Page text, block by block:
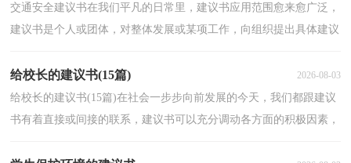
交通安全建议书在我们平凡的日常里，建议书应用范围愈来愈广泛，
建议书是个人或团体，对整体发展或某项工作，向组织提出具体建议
给校长的建议书(15篇) 2026-08-03
给校长的建议书(15篇)在社会一步步向前发展的今天，我们都跟建议
书有着直接或间接的联系，建议书可以充分调动各方面的积极因素，